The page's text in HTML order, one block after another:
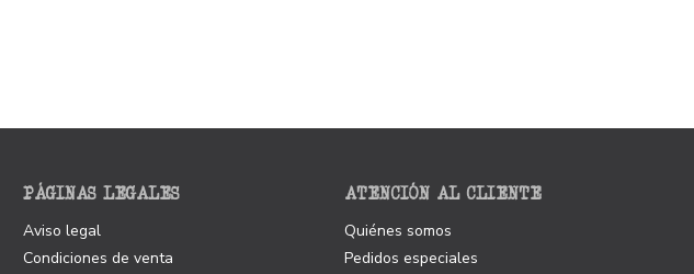
PÁGINAS LEGALES
Aviso legal
Condiciones de venta
ATENCIÓN AL CLIENTE
Quiénes somos
Pedidos especiales